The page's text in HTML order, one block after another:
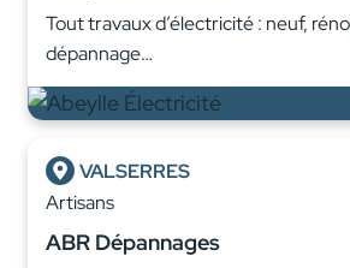
Tout travaux d’électricité : neuf,
dépannage…
VALSERRES
Artisans
ABR Dépannages